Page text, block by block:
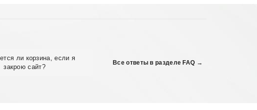
ли корзина, если я
закрою сайт?
Все ответы в разделе FAQ →